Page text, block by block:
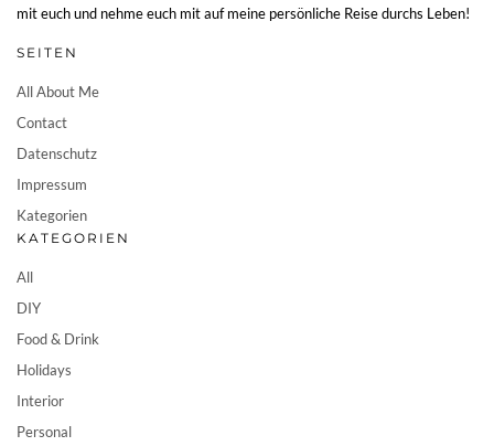
mit euch und nehme euch mit auf meine persönliche Reise durchs Leben!
SEITEN
All About Me
Contact
Datenschutz
Impressum
Kategorien
KATEGORIEN
All
DIY
Food & Drink
Holidays
Interior
Personal